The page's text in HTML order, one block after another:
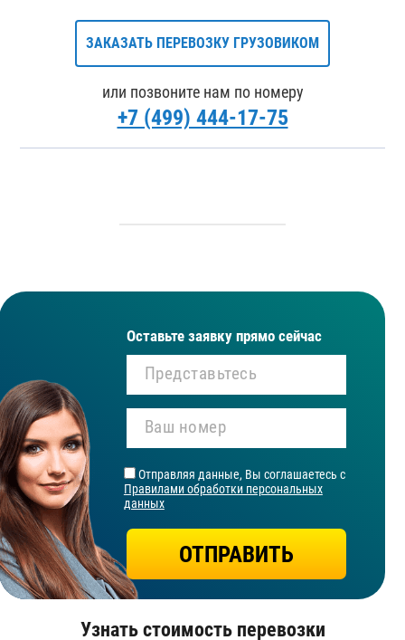
ЗАКАЗАТЬ ПЕРЕВОЗКУ ГРУЗОВИКОМ
или позвоните нам по номеру
+7 (499) 444-17-75
Оставьте заявку прямо сейчас
Представьтесь
Ваш номер
Отправляя данные, Вы соглашаетесь с
Правилами обработки персональных
данных
ОТПРАВИТЬ
Узнать стоимость перевозки